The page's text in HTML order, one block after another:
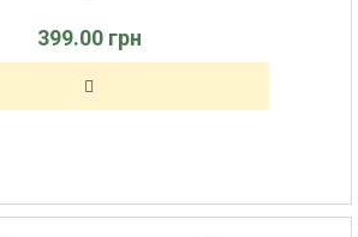
399.00 грн